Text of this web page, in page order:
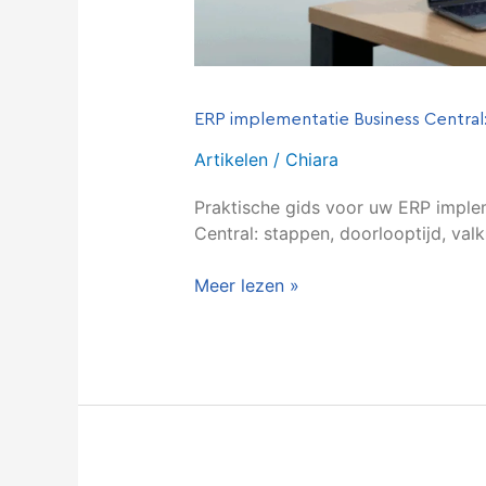
ERP implementatie Business
Artikelen/ Chiara
Praktische gids voor uw ERP
Central: stappen, doorlooptijd,
Meer lezen »